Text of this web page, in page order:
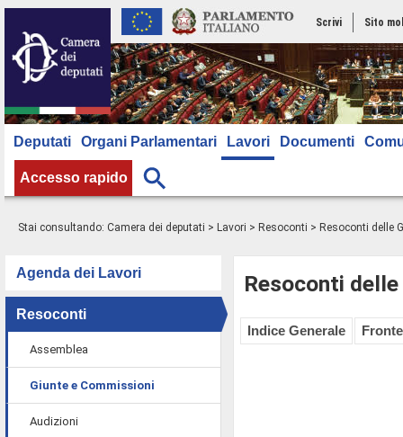
Scrivi Sito
Deputati Organi Parlamentari Lavori Documenti
Accesso rapido
Stai consultando: Camera dei deputati > Lavori > Resoconti > Resoconti delle
Agenda dei Lavori
Resoconti
Assemblea
Giunte e Commissioni
Audizioni
Resoconti
Indice Generale